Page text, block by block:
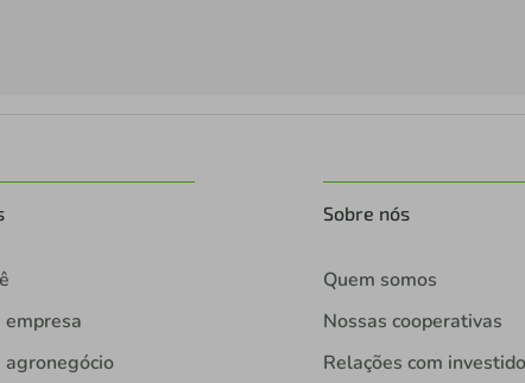
empresa
agronegócio
Sobre nós
Quem somos
Nossas cooperativas
Relações com